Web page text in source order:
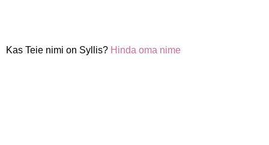
Kas Teie nimi on Syllis? Hinda oma nime